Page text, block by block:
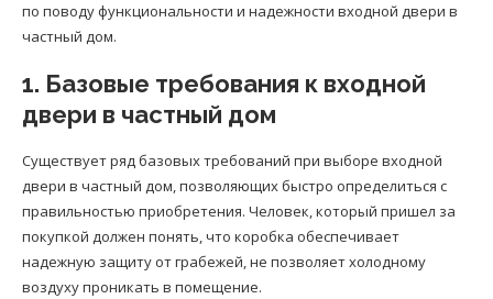
по поводу функциональности и надежности входной двери в
частный дом.
1. Базовые требования к входной
двери в частный дом
Существует ряд базовых требований при выборе входной
двери в частный дом, позволяющих быстро определиться с
правильностью приобретения. Человек, который пришел за
покупкой должен понять, что коробка обеспечивает
надежную защиту от грабежей, не позволяет холодному
воздуху проникать в помещение.